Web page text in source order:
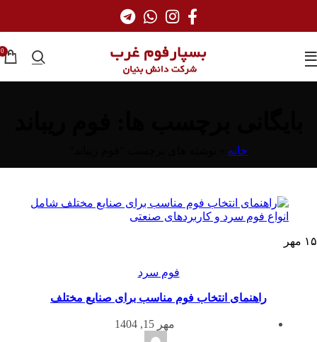
0
خانه
۱۵ مهر
فوم سرد
راهنمای انتخاب فوم مناسب برای صنایع مختلف
مهر 15, 1404